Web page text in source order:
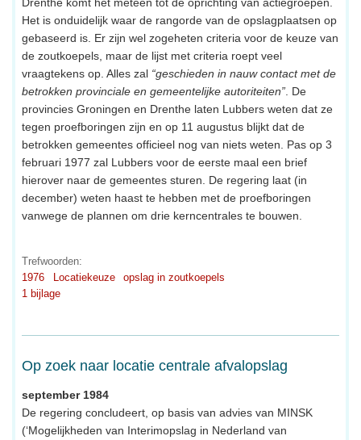
Het is onduidelijk waar de rangorde van de opslagplaatsen op
gebaseerd is. Er zijn wel zogeheten criteria voor de keuze van
de zoutkoepels, maar de lijst met criteria roept veel
vraagtekens op. Alles zal “geschieden in nauw contact met de
betrokken provinciale en gemeentelijke autoriteiten” . De
provincies Groningen en Drenthe laten Lubbers weten dat ze
tegen proefboringen zijn en op 11 augustus blijkt dat de
betrokken gemeentes officieel nog van niets weten. Pas op 3
februari 1977 zal Lubbers voor de eerste maal een brief
hierover naar de gemeentes sturen. De regering laat (in
december) weten haast te hebben met de proefboringen
vanwege de plannen om drie kerncentrales te bouwen.
Trefwoorden:
1976
Locatiekeuze
opslag in zoutkoepels
1 bijlage
Op zoek naar locatie centrale afvalopslag
september 1984
De regering concludeert, op basis van advies van MINSK
(‘Mogelijkheden van Interimopslag in Nederland van